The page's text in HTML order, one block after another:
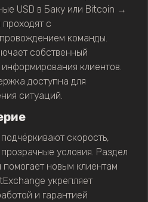
USD в Баку или Bitcoin →
с
команды.
собственный
клиентов.
доступна для
ситуаций.
скорость,
условия. Раздел
новым клиентам
укрепляет
и гарантией